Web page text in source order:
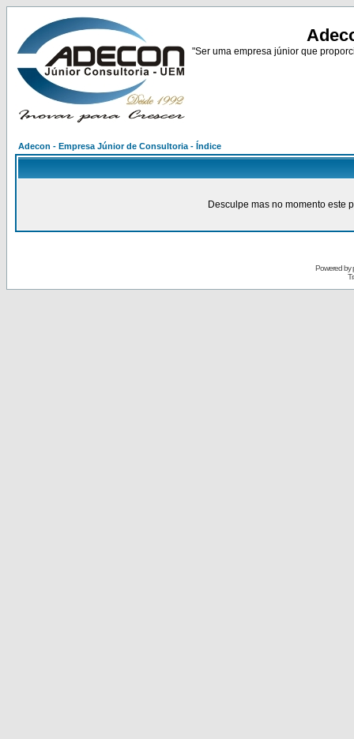
"Ser uma empresa júnior que
Adecon - Empresa Júnior de Consultoria - Índice
Desculpe mas no momento este
Powered by